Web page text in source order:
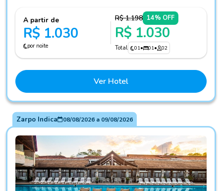
A partir de
R$ 1.030
por noite
R$ 1.198 14% OFF
R$ 1.030
Total 01• 01• 02
Ver Hotel
Zarpo Indica 08/08/2026a 09/08/2026